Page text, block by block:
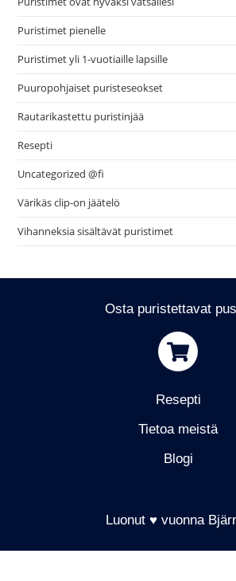
Puristimet pienelle
Puristimet yli 1-vuotiaille lapsille
Puuropohjaiset puristeseokset
Rautarikastettu puristinjää
Resepti
Uncategorized @fi
Värikäs clip-on jäätelö
Vihanneksia sisältävät puristimet
Osta puristettavat
Resepti
Tietoa meistä
Blogi
Luonut ♥ vuonna